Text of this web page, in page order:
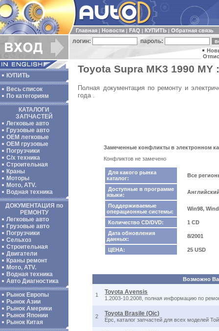
Главная Новости FAQ КУПИТЬ Обратная связь
логин: пароль:
КУПИТЬ
Весь список
По категориям
КАТАЛОГИ
ЗАПЧАСТЕЙ
Легковые авто
Грузовые авто
ОЕМ легковые
OEM грузовые
Погрузчики
С/х техника
Строительная
Краны
Моторы
Мото, ATV.
Водная техника
ДОКУМЕНТАЦИЯ по
РЕМОНТУ
Легковые авто
Грузовые авто
Погрузчики
Сельхоз
Строительная
Двигатели
Краны ремонт
Мото, ATV.
Водная техника
Авто Диагностика
Рынок Европы
Рынок Азии
Рынок Америки
Рынок Японии
Рынок Китая
Toyota Supra MK3 1990 MY
Полная документация по ремонту и
года .
Замеченные конфликты в электронном
Конфликтов не замечено
Для какого рынка
каталог:
Все
Доступные в программе
языки:
Поддерживаемые
операционные системы:
Win98,
Количество CD/DVD:
1 CD
Дата обновления
данных:
8/2001
ЦЕНА: 25 USD
Возможно
1 Toyota Avensis
1.2003-10.2008, полная информацию по
2 Toyota Brasile (Oic)
Epc, каталог запчастей для всех моделей